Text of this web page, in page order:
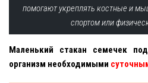
помогают укреплять костные и
спортом или
Маленький стакан семечек
организм необходимыми